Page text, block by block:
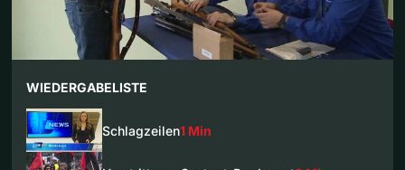
WIEDERGABELISTE
Schlagzeilen1 Min